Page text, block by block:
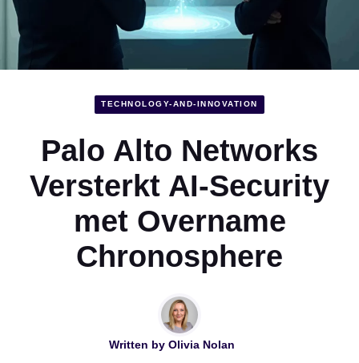
TECHNOLOGY-AND-INNOVATION
Palo Alto Networks
Versterkt AI-Security
met Overname
Chronosphere
Written by Olivia Nolan